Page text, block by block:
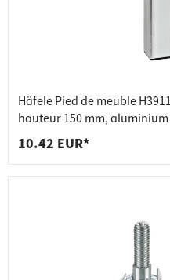
Häfele Pied de meuble
hauteur 150 mm, aluminium
10.42 EUR*